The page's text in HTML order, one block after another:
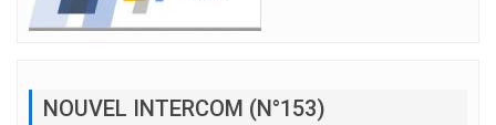
NOUVEL INTERCOM (N°153)